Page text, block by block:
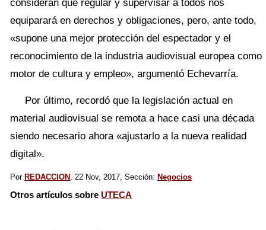
consideran que regular y supervisar a todos nos
equiparará en derechos y obligaciones, pero, ante todo,
«supone una mejor protección del espectador y el
reconocimiento de la industria audiovisual europea como
motor de cultura y empleo», argumentó Echevarría.
Por último, recordó que la legislación actual en
material audiovisual se remota a hace casi una década
siendo necesario ahora «ajustarlo a la nueva realidad
digital».
Por REDACCION , 22 Nov, 2017, Sección: Negocios
Otros artículos sobre UTECA